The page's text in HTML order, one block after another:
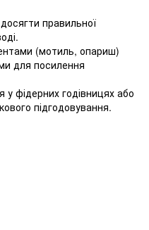
правильної
(мотиль, опариш)
для посилення
фідерних годівницях або
підгодовування.